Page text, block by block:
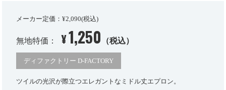
メーカー定価：¥2,090(税込)
無地特価： ¥1,250 （税込）
ディファクトリー D-FACTORY
ツイルの光沢が際立つエレガントなミドル丈エプロン。